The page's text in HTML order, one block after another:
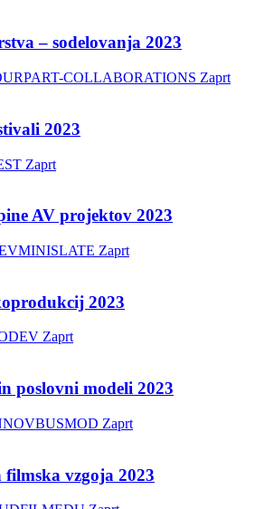
– sodelovanja 2023
COLLABORATIONS Zaprt
2023
Zaprt
AV projektov 2023
Zaprt
2023
Zaprt
poslovni modeli 2023
Zaprt
vzgoja 2023